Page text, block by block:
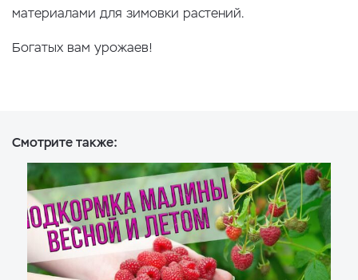
материалами для зимовки растений.
Богатых вам урожаев!
Смотрите также: